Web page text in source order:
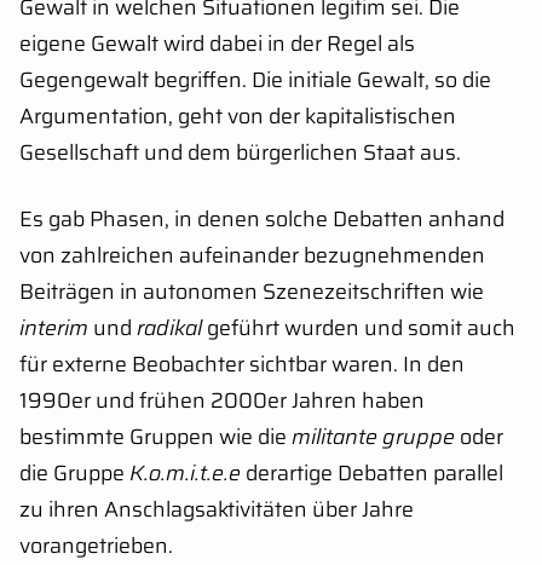
Gewalt in welchen Situationen legitim sei. Die
eigene Gewalt wird dabei in der Regel als
Gegengewalt begriffen. Die initiale Gewalt, so die
Argumentation, geht von der kapitalistischen
Gesellschaft und dem bürgerlichen Staat aus.
Es gab Phasen, in denen solche Debatten anhand
von zahlreichen aufeinander bezugnehmenden
Beiträgen in autonomen Szenezeitschriften wie
interim undradikalgeführt wurden und somit auch
für externe Beobachter sichtbar waren. In den
1990er und frühen 2000er Jahren haben
bestimmte Gruppen wie diemilitante gruppe oder
die Gruppe K.o.m.i.t.e.e derartige Debatten parallel
zu ihren Anschlagsaktivitäten über Jahre
vorangetrieben.